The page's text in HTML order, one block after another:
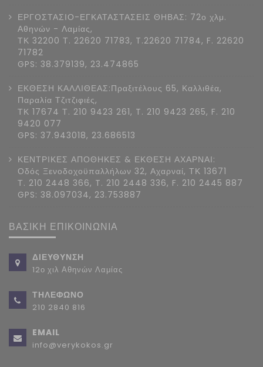
ΕΡΓΟΣΤΑΣΙΟ-ΕΓΚΑΤΑΣΤΑΣΕΙΣ ΘΗΒΑΣ: 72ο χλμ.
Αθηνών - Λαμίας,
ΤΚ 32200 Τ. 22620 71783, T.22620 71784, F. 22620
71782
GPS: 38.379139, 23.474865
ΕΚΘΕΣΗ ΚΑΛΛΙΘΕΑΣ:Πραξιτέλους 65, Καλλιθέα,
Παραλία Τζιτζιφιές,
ΤΚ 17674 Τ. 210 9423 261, T. 210 9423 265, F. 210
9420 077
GPS: 37.943018, 23.686513
ΚΕΝΤΡΙΚΕΣ ΑΠΟΘΗΚΕΣ & ΕΚΘΕΣΗ ΑΧΑΡΝΑΙ:
Οδός Ξενοδοχοϋπαλλήλων 32, Αχαρναί, ΤΚ 13671
Τ. 210 2448 366, T. 210 2448 336, F. 210 2445 887
GPS: 38.097034, 23.753887
ΒΑΣΙΚΗ ΕΠΙΚΟΙΝΩΝΙΑ
ΔΙΕΥΘΥΝΣΗ
12ο χιλ Αθηνών Λαμίας
ΤΗΛΕΦΩΝΟ
210 2840 816
EMAIL
info@verykokos.gr